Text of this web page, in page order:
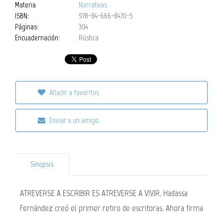
Materia
Narrativas
ISBN:
978-84-666-8470-5
Páginas:
304
Encuadernación:
Rústica
Añadir a favoritos
Enviar a un amigo
Sinopsis
ATREVERSE A ESCRIBIR ES ATREVERSE A VIVIR. Hadassa
Fernández creó el primer retiro de escritoras. Ahora firma